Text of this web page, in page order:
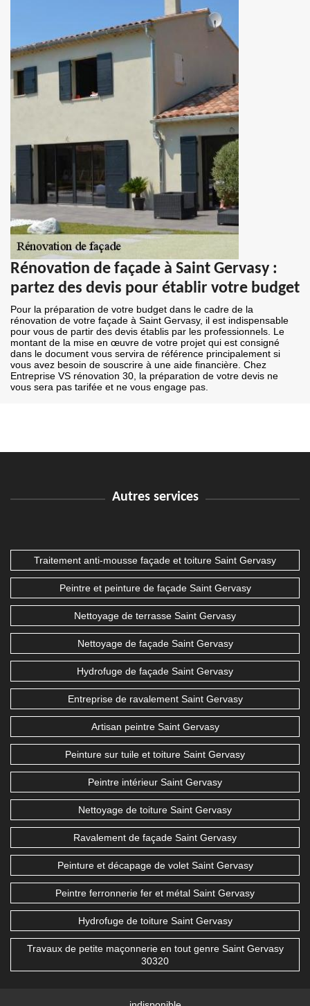
Rénovation de façade à Saint Gervasy :
partez des devis pour établir votre budget
Pour la préparation de votre budget dans le cadre de la
rénovation de votre façade à Saint Gervasy, il est indispensable
pour vous de partir des devis établis par les professionnels. Le
montant de la mise en œuvre de votre projet qui est consigné
dans le document vous servira de référence principalement si
vous avez besoin de souscrire à une aide financière. Chez
Entreprise VS rénovation 30, la préparation de votre devis ne
vous sera pas tarifée et ne vous engage pas.
Autres services
Traitement anti-mousse façade et toiture Saint Gervasy
Peintre et peinture de façade Saint Gervasy
Nettoyage de terrasse Saint Gervasy
Nettoyage de façade Saint Gervasy
Hydrofuge de façade Saint Gervasy
Entreprise de ravalement Saint Gervasy
Artisan peintre Saint Gervasy
Peinture sur tuile et toiture Saint Gervasy
Peintre intérieur Saint Gervasy
Nettoyage de toiture Saint Gervasy
Ravalement de façade Saint Gervasy
Peinture et décapage de volet Saint Gervasy
Peintre ferronnerie fer et métal Saint Gervasy
Hydrofuge de toiture Saint Gervasy
Travaux de petite maçonnerie en tout genre Saint Gervasy
30320